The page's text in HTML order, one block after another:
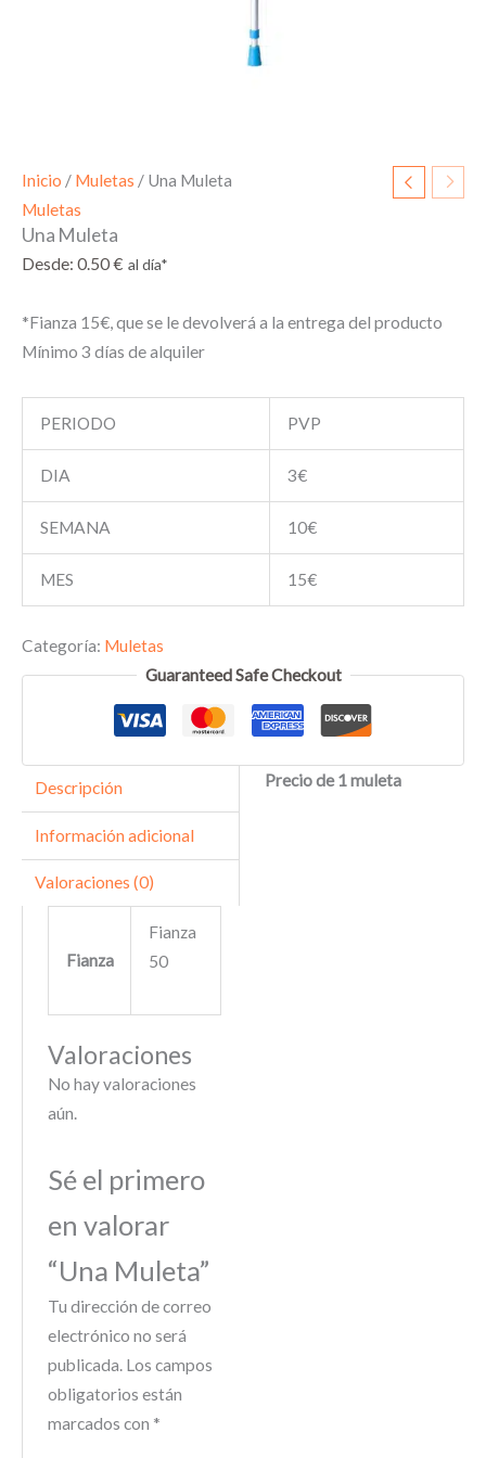
Inicio / Muletas / Una Muleta
Muletas
Una Muleta
Desde: 0.50€
*Fianza 15€, que se le devolverá a la entrega del producto
Mínimo 3 días de alquiler
PERIODO PVP
DIA 3€
SEMANA 10€
MES 15€
Categoría: Muletas
Guaranteed Safe Checkout
Descripción
Información adicional
Valoraciones (0)
Precio de 1 muleta
Fianza
Fianza
50
Valoraciones
No hay valoraciones
aún.
Sé el primero
en valorar
“Una Muleta”
Tu dirección de correo
electrónico no será
publicada. Los campos
obligatorios están
marcados con *